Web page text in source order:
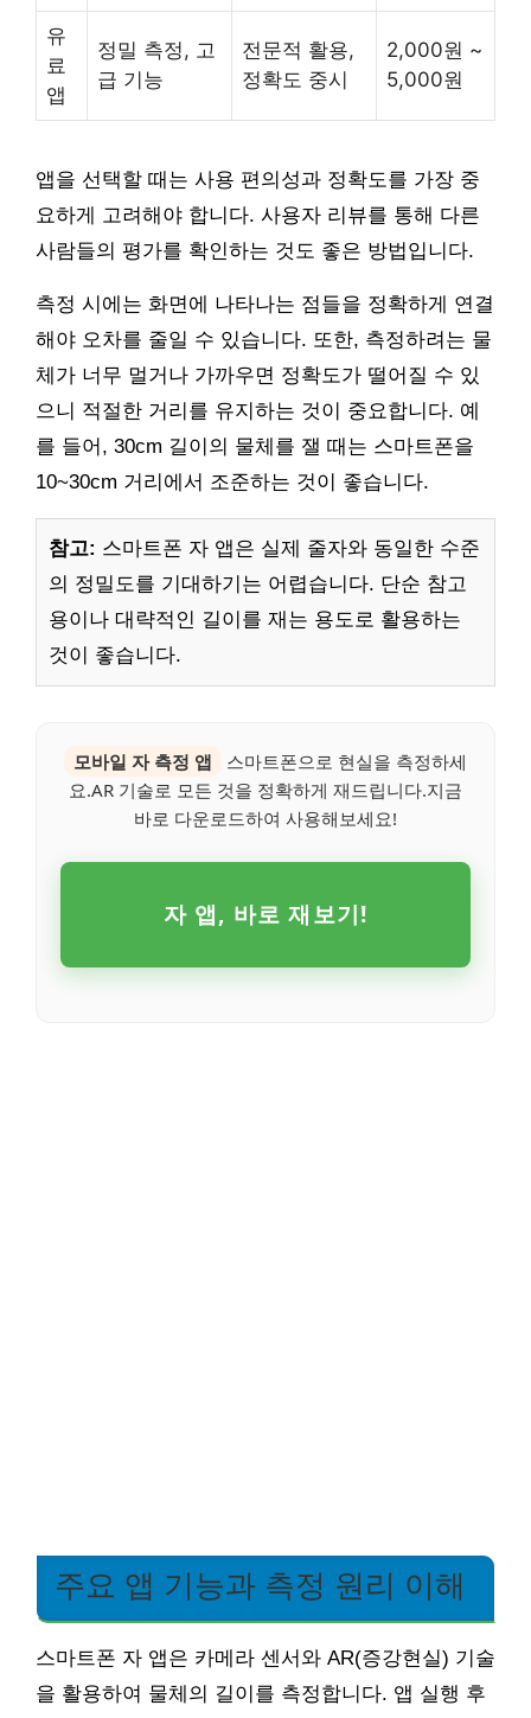
유
료
앱
정밀 측정, 고
급 기능
전문적 활용,
정확도 중시
2,000원 ~
5,000원
앱을 선택할 때는 사용 편의성과 정확도를 가장 중
요하게 고려해야 합니다. 사용자 리뷰를 통해 다른
사람들의 평가를 확인하는 것도 좋은 방법입니다.
측정 시에는 화면에 나타나는 점들을 정확하게 연결
해야 오차를 줄일 수 있습니다. 또한, 측정하려는 물
체가 너무 멀거나 가까우면 정확도가 떨어질 수 있
으니 적절한 거리를 유지하는 것이 중요합니다. 예
를 들어, 30cm 길이의 물체를 잴 때는 스마트폰을
10~30cm 거리에서 조준하는 것이 좋습니다.
참고: 스마트폰 자 앱은 실제 줄자와 동일한 수준
의 정밀도를 기대하기는 어렵습니다. 단순 참고
용이나 대략적인 길이를 재는 용도로 활용하는
것이 좋습니다.
모바일 자 측정 앱
스마트폰으로 현실을 측정하세
요.AR 기술로 모든 것을 정확하게 재드립니다.지금
바로 다운로드하여 사용해보세요!
자 앱, 바로 재보기!
주요 앱 기능과 측정 원리 이해
스마트폰 자 앱은 카메라 센서와 AR(증강현실) 기술
을 활용하여 물체의 길이를 측정합니다. 앱 실행 후